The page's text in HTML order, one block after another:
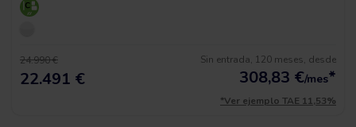
24.990 €
22.491 €
Sin entrada, 120 meses, desde
308,83 €/mes*
*Ver ejemplo TAE 11,53%